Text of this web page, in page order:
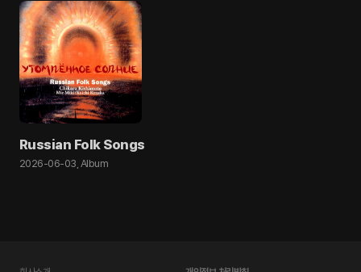
Russian Folk Songs
2026-06-03 Album